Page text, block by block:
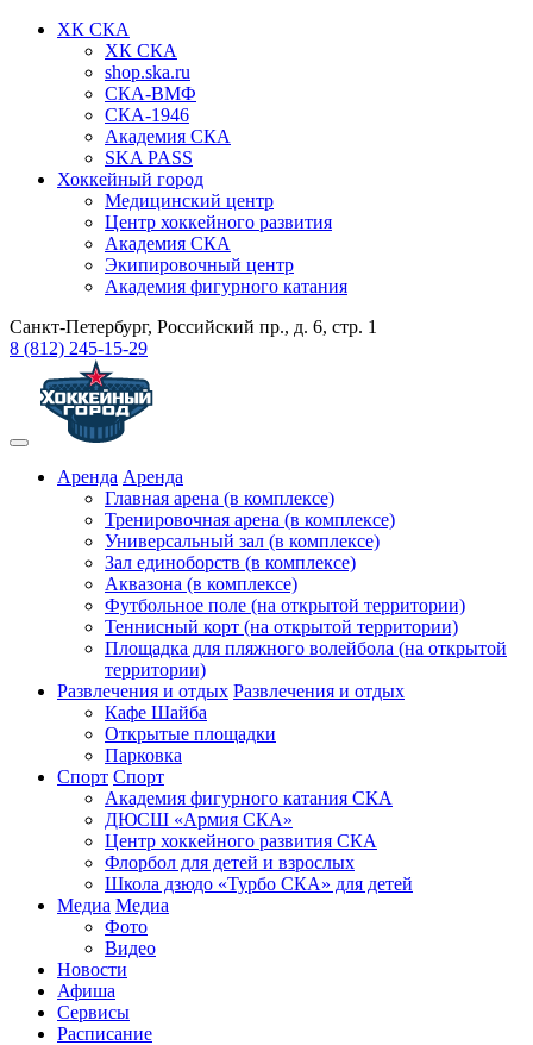
ХК СКА
ХК СКА
shop.ska.ru
СКА-ВМФ
СКА-1946
Академия СКА
SKA PASS
Хоккейный город
Медицинский центр
Центр хоккейного развития
Академия СКА
Экипировочный центр
Академия фигурного катания
Санкт-Петербург, Российский пр., д. 6, стр. 1
8 (812) 245-15-29
Аренда Аренда
Главная арена (в комплексе)
Тренировочная арена (в комплексе)
Универсальный зал (в комплексе)
Зал единоборств (в комплексе)
Аквазона (в комплексе)
Футбольное поле (на открытой территории)
Теннисный корт (на открытой территории)
Площадка для пляжного волейбола (на открытой
территории)
Развлечения и отдых Развлечения и отдых
Кафе Шайба
Открытые площадки
Парковка
Спорт Спорт
Академия фигурного катания СКА
ДЮСШ «Армия СКА»
Центр хоккейного развития СКА
Флорбол для детей и взрослых
Школа дзюдо «Турбо СКА» для детей
Медиа Медиа
Фото
Видео
Новости
Афиша
Сервисы
Расписание